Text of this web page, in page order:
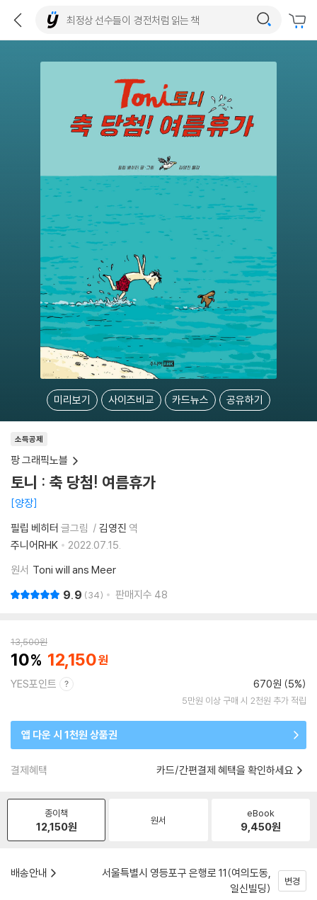
미리보기 사이즈비교 카드뉴스 공유하기
소득공제
팡 그래픽노블
토니 : 축 당첨! 여름휴가
양장
필립 베히터 글그림 김영진 역
주니어RHK
2022.07.15.
원서 Toni will ans Meer
9.9 34 판매지수 48
13,500원
10 12,150
YES포인트 670원 (5%)
5만원 이상 구매 시 2천원 추가 적립
앱 다운 시 1천원 상품권
결제혜택 카드/간편결제 혜택을 확인하세요
종이책
12,150원 원서
eBook
9,450원
배송안내
서울특별시 영등포구 은행로 11(여의도동,
일신빌딩)
변경